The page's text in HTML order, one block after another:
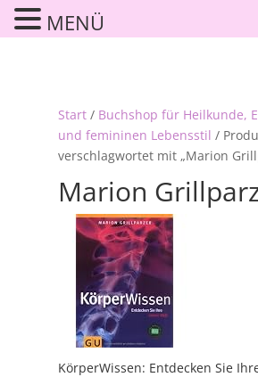
Start/ Buchshop für Heilkunde,
und femininen Lebensstil /
verschlagwortet mit „Marion
Marion
KörperWissen: Entdecken Sie
MENÜ